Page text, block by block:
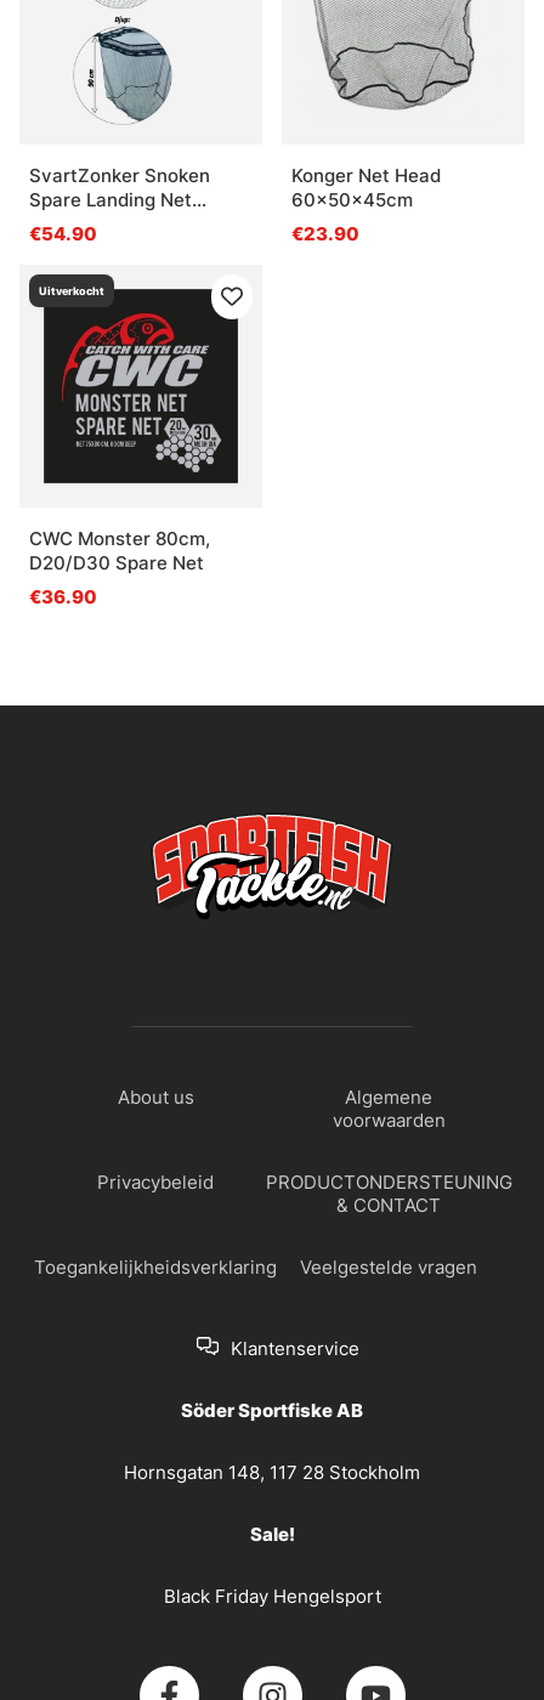
SvartZonker Snoken
Spare Landing Net
85x80cm
€54.90
Konger Net Head
60x50x45cm
€23.90
Uitverkocht
CWC Monster 80cm,
D20/D30 Spare Net
€36.90
About us
Algemene
voorwaarden
Privacybeleid
PRODUCTONDERSTEUNING
& CONTACT
Toegankelijkheidsverklaring Veelgestelde vragen
Klantenservice
Söder Sportfiske AB
Hornsgatan 148, 117 28 Stockholm
Sale!
Black Friday Hengelsport